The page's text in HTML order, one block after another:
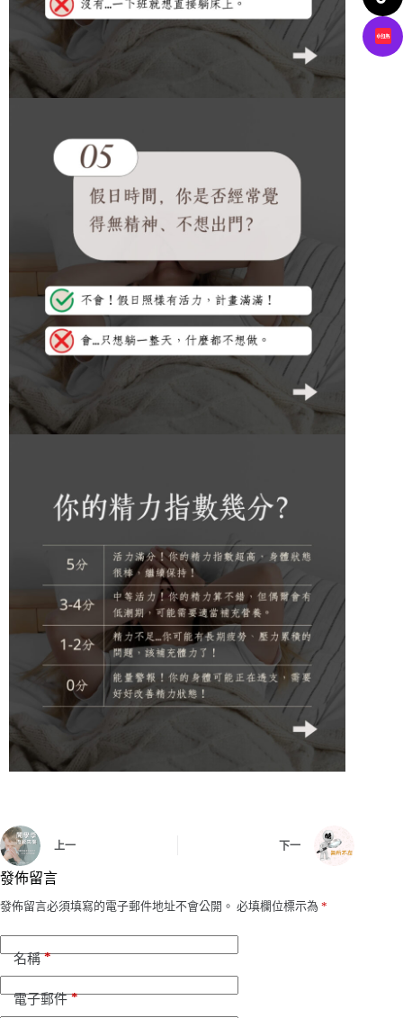
上一 下一
發佈留言
發佈留言必須填寫的電子郵件地址不會公開。 必填欄位標示為 *
名稱*
電子郵件*